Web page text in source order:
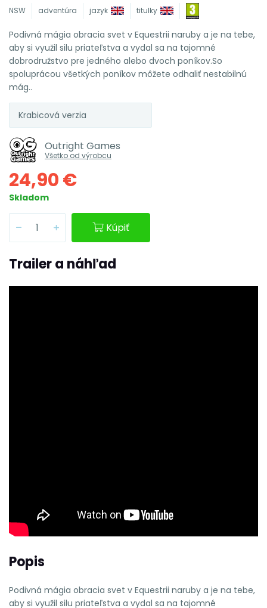
NSW adventúra jazyk titulky
Podivná mágia obracia svet v Equestrii naruby a je na tebe,
aby si využil silu priateľstva a vydal sa na tajomné
dobrodružstvo pre jedného alebo dvoch poníkov.So
spoluprácou všetkých poníkov môžete odhaliť nestabilnú
mág..
Krabicová verzia
Outright Games
Všetko od výrobcu
24,90 €
Skladom
Kúpiť
Trailer a náhľad
Popis
Podivná mágia obracia svet v Equestrii naruby a je na tebe,
aby si využil silu priateľstva a vydal sa na tajomné